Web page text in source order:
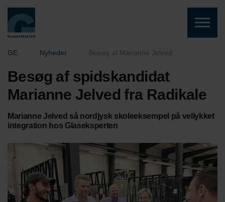
GE Nyheder Besøg af Marianne Jelved
Besøg af spidskandidat
Marianne Jelved fra Radikale
Marianne Jelved så nordjysk skoleeksempel på vellykket
integration hos Glaseksperten